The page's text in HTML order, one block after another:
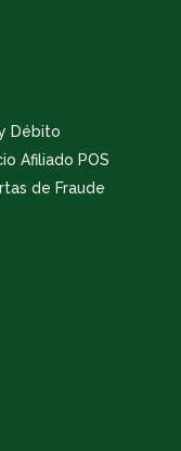
Débito
Afiliado POS
de Fraude